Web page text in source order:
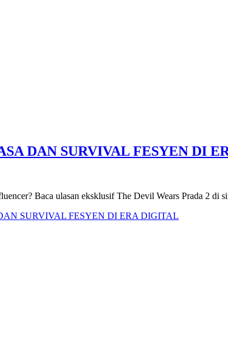
DAN SURVIVAL FESYEN DI
Baca ulasan eksklusif The Devil Wears Prada 2 di
SURVIVAL FESYEN DI ERA DIGITAL